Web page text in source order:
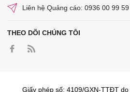
Liên hệ Quảng cáo: 0936 00 99 59
THEO DÕI CHÚNG TÔI
Giấy phép số: 4109/GXN-TTĐT